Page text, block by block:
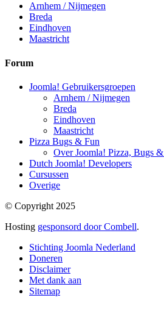
Arnhem / Nijmegen
Breda
Eindhoven
Maastricht
Forum
Joomla! Gebruikersgroepen
Arnhem / Nijmegen
Breda
Eindhoven
Maastricht
Pizza Bugs & Fun
Over Joomla! Pizza, Bugs
Dutch Joomla! Developers
Cursussen
Overige
© Copyright 2025
Hosting gesponsord door Combell.
Stichting Joomla Nederland
Doneren
Disclaimer
Met dank aan
Sitemap